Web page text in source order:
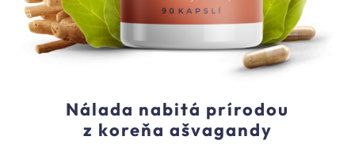
Nálada nabitá prírodou
z koreňa ašvagandy